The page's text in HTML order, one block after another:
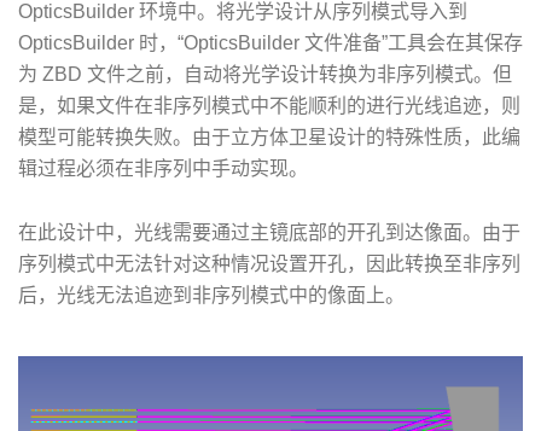
OpticsBuilder 环境中。将光学设计从序列模式导入到
OpticsBuilder 时，“OpticsBuilder 文件准备”工具会在其保存
为 ZBD 文件之前，自动将光学设计转换为非序列模式。但
是，如果文件在非序列模式中不能顺利的进行光线追迹，则
模型可能转换失败。由于立方体卫星设计的特殊性质，此编
辑过程必须在非序列中手动实现。
在此设计中，光线需要通过主镜底部的开孔到达像面。由于
序列模式中无法针对这种情况设置开孔，因此转换至非序列
后，光线无法追迹到非序列模式中的像面上。